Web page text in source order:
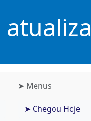
➤ Menus
➤ Chegou Hoje